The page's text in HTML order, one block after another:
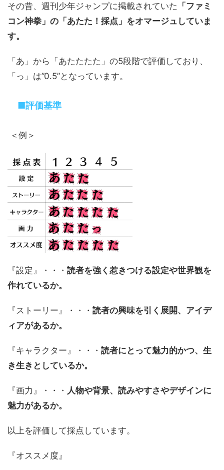
その昔、週刊少年ジャンプに掲載されていた 「ファミ
コン神拳」の「あたた！採点」をオマージュしていま
す。
「あ」から「あたたたた」の5段階で評価しており、
「っ」は”0.5”となっています。
■評価基準
＜例＞
『設定』・・・ 読者を強く惹きつける設定や世界観を
作れているか。
『ストーリー』・・・ 読者の興味を引く展開、アイデ
ィアがあるか。
『キャラクター』・・・ 読者にとって魅力的かつ、生
き生きとしているか。
『画力』・・・ 人物や背景、読みやすさやデザインに
魅力があるか。
以上を評価して採点しています。
『オススメ度』